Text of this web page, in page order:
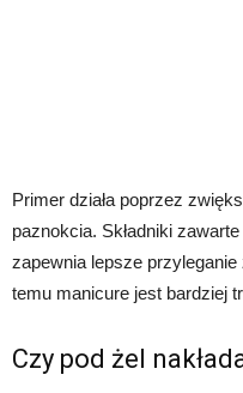
Primer działa poprzez
paznokcia. Składniki
zapewnia lepsze
temu manicure jest bardziej
Czy pod żel